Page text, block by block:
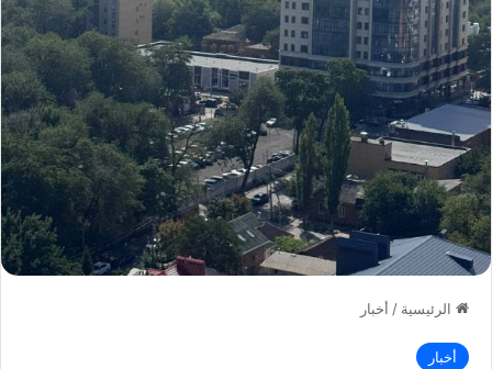
الرئيسية / أخبار
أخبار